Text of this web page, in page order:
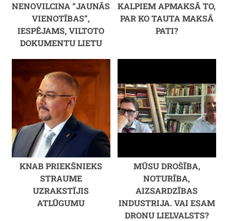
NENOVILCINA “JAUNĀS
VIENOTĪBAS”,
IESPĒJAMS, VILTOTO
DOKUMENTU LIETU
KALPIEM APMAKSĀ TO,
PAR KO TAUTA MAKSĀ
PATI?
KNAB PRIEKŠNIEKS
STRAUME
UZRAKSTĪJIS
ATLŪGUMU
MŪSU DROŠĪBA,
NOTURĪBA,
AIZSARDZĪBAS
INDUSTRIJA. VAI ESAM
DRONU LIELVALSTS?